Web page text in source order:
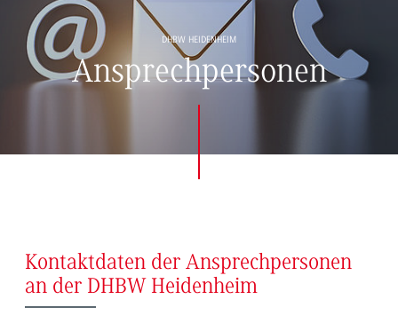
DHBW HEIDENHEIM
Ansprechpersonen
Kontaktdaten der Ansprechpersonen
an der DHBW Heidenheim